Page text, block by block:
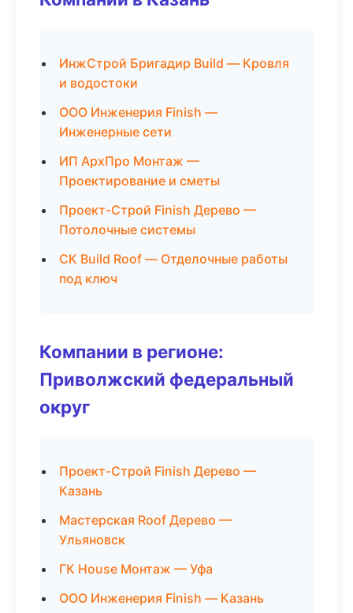
ИнжСтрой Бригадир Build — Кровля
и водостоки
ООО Инженерия Finish —
Инженерные сети
ИП АрхПро Монтаж —
Проектирование и сметы
Проект-Строй Finish Дерево —
Потолочные системы
СК Build Roof — Отделочные работы
под ключ
Компании в регионе:
Приволжский федеральный
округ
Проект-Строй Finish Дерево —
Казань
Мастерская Roof Дерево —
Ульяновск
ГК House Монтаж — Уфа
ООО Инженерия Finish — Казань